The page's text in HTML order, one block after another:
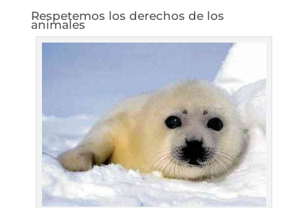
Respetemos los derechos de los
animales